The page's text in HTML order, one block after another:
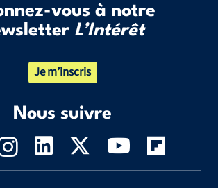
vous à notre
L’Intérêt
Je m’inscris
Nous suivre